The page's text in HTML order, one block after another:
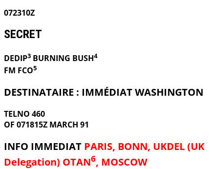
072310Z
SECRET
DEDIP3 BURNING BUSH4
FM FCO5
DESTINATAIRE : IMMÉDIAT WASHINGTON
TELNO 460
OF 071815Z MARCH 91
INFO IMMEDIAT PARIS, BONN, UKDEL (UK
Delegation) OTAN6, MOSCOW